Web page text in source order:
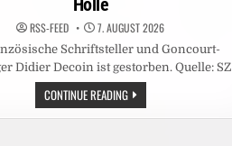
Hölle
RSS-FEED 7. AUGUST 2026
Schriftsteller und Goncourt-
Didier Decoin ist gestorben. Quelle: SZ
CONTINUE READINGAUTOR
DIDIER
DECOIN